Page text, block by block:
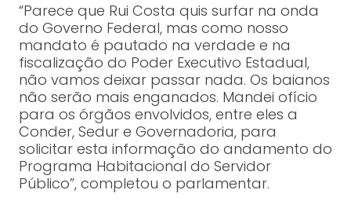
“Parece que Rui Costa quis surfar na onda
do Governo Federal, mas como nosso
mandato é pautado na verdade e na
fiscalização do Poder Executivo Estadual,
não vamos deixar passar nada. Os baianos
não serão mais enganados. Mandei ofício
para os órgãos envolvidos, entre eles a
Conder, Sedur e Governadoria, para
solicitar esta informação do andamento do
Programa Habitacional do Servidor
Público”, completou o parlamentar.